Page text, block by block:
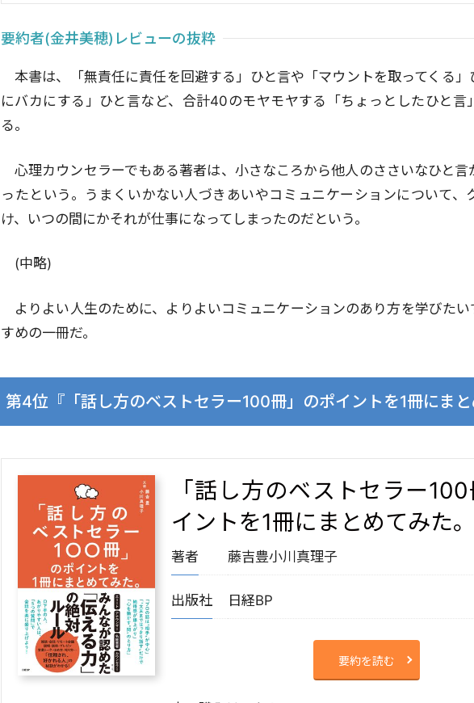
要約者(金井美穂)レビューの抜粋
本書は、「無責任に責任を回避する」ひと言や「マウントを取ってくる」
にバカにする」ひと言など、合計40のモヤモヤする「ちょっとしたひと言
る。
心理カウンセラーでもある著者は、小さなころから他人のささいなひと言
ったという。うまくいかない人づきあいやコミュニケーションについて、
け、いつの間にかそれが仕事になってしまったのだという。
(中略)
よりよい人生のために、よりよいコミュニケーションのあり方を学びたい
すめの一冊だ。
第4位『「話し方のベストセラー100冊」のポイントを1冊にまと
「話し方のベストセラー
イントを1冊にまとめてみた。
著者 藤吉豊小川真理子
出版社 日経BP
要約を読む